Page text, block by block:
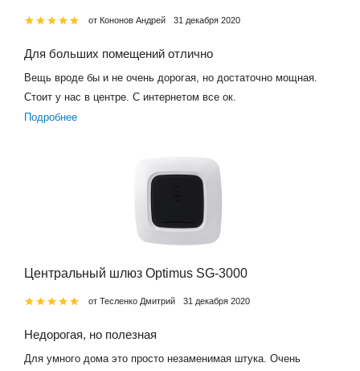
от Кононов Андрей 31 декабря 2020
Для больших помещений отлично
Вещь вроде бы и не очень дорогая, но достаточно мощная.
Стоит у нас в центре. С интернетом все ок.
Подробнее
Центральный шлюз Optimus SG-3000
от Тесленко Дмитрий 31 декабря 2020
Недорогая, но полезная
Для умного дома это просто незаменимая штука. Очень